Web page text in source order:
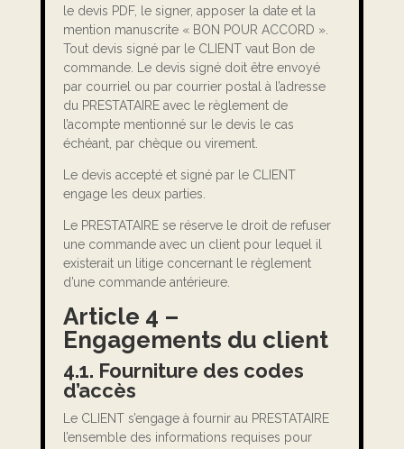
le devis PDF, le signer, apposer la date et la
mention manuscrite « BON POUR ACCORD ».
Tout devis signé par le CLIENT vaut Bon de
commande. Le devis signé doit être envoyé
par courriel ou par courrier postal à l’adresse
du PRESTATAIRE avec le règlement de
l’acompte mentionné sur le devis le cas
échéant, par chèque ou virement.
Le devis accepté et signé par le CLIENT
engage les deux parties.
Le PRESTATAIRE se réserve le droit de refuser
une commande avec un client pour lequel il
existerait un litige concernant le règlement
d’une commande antérieure.
Article 4 –
Engagements du client
4.1. Fourniture des codes
d’accès
Le CLIENT s’engage à fournir au PRESTATAIRE
l’ensemble des informations requises pour